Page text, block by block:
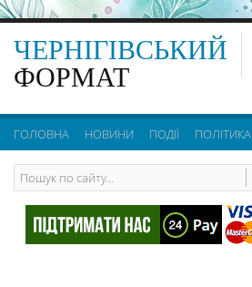
ЧЕРНІГІВСЬКИЙ
ФОРМАТ
ГОЛОВНА НОВИНИ ПОДІЇ ПОЛІТИКА